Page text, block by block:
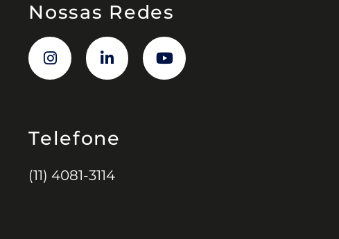
Nossas Redes
Telefone
(11) 4081-3114